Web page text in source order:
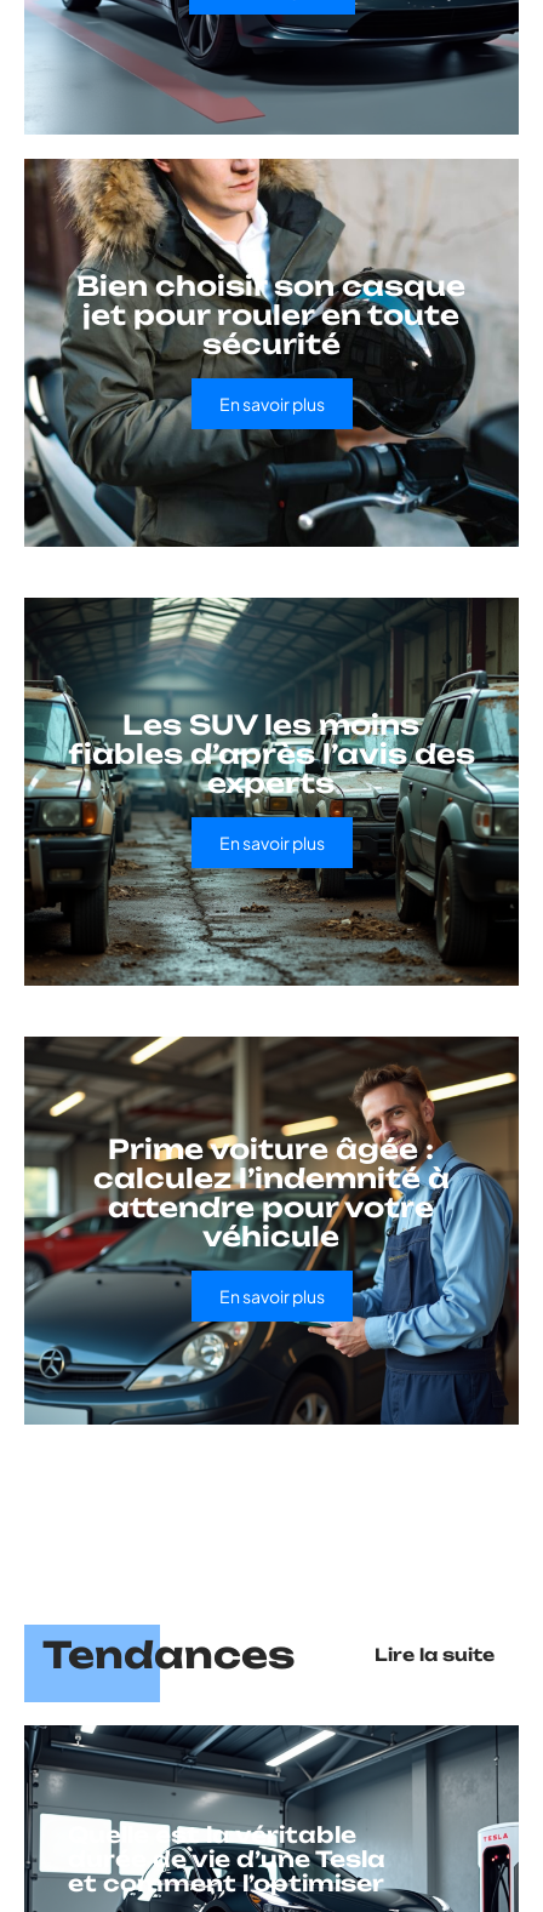
Bien choisir son casque
jet pour rouler en toute
sécurité
En savoir plus
Les SUV les moins
fiables d’après l’avis des
experts
En savoir plus
Prime voiture âgée :
calculez l’indemnité à
attendre pour votre
véhicule
En savoir plus
Tendances Lire la suite
Quelle est la véritable
durée de vie d’une Tesla
et comment l’optimiser